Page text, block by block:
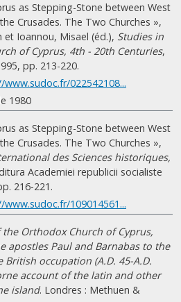
as Stepping-Stone between West
Crusades. The Two Churches »,
et Ioannou, Misael (éd.), Studies in
of Cyprus, 4th - 20th Centuries,
pp. 213-220.
022542108...
1980
as Stepping-Stone between West
Crusades. The Two Churches »,
des Sciences historiques,
Academiei republicii socialiste
216-221.
109014561...
Orthodox Church of Cyprus,
apostles Paul and Barnabas to the
occupation (A.D. 45-A.D.
account of the latin and other
island. Londres : Methuen &